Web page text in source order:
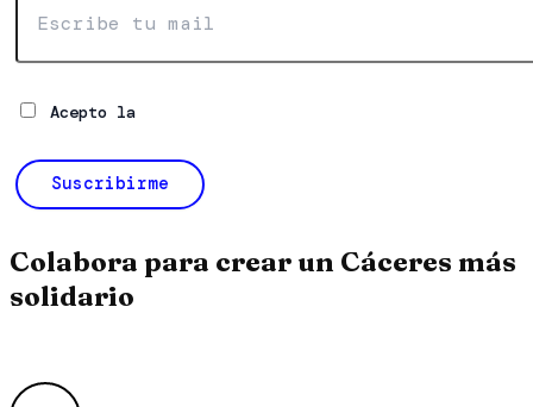
Acepto la
Suscribirme
Colabora para crear un Cáceres más
solidario